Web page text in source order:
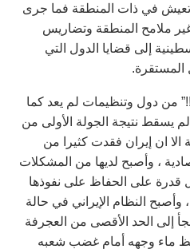
تعيش في ذات المنطقة فما جرى
غير ملامح المنطقة وتضاريس
إلى قضايا الدول التي
المستقرة.
من دول وتنظيمات لم يعد كما
يسقط نتيجة الجولة الأولى من
الا ان إيران فقدت كثيرا من
، وأصبح لديها من المشكلات
قدرة على الحفاظ على نفوذها
وأصبح النظام الإيراني في حالة
إلى الحد الأقصى من العجرفة
ماء وجهه أمام غضب شعبه